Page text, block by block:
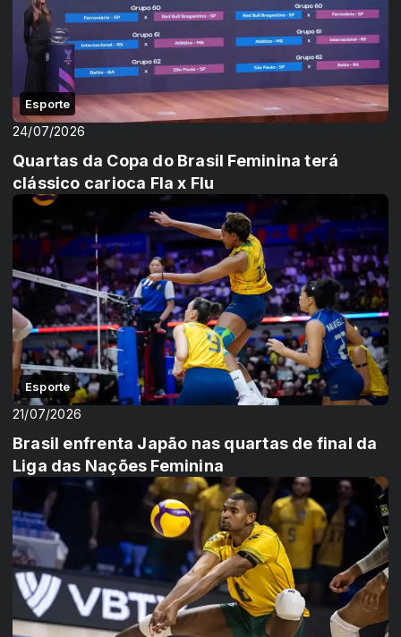
Esporte
24/07/2026
Quartas da Copa do Brasil Feminina terá
clássico carioca Fla x Flu
Esporte
21/07/2026
Brasil enfrenta Japão nas quartas de final da
Liga das Nações Feminina